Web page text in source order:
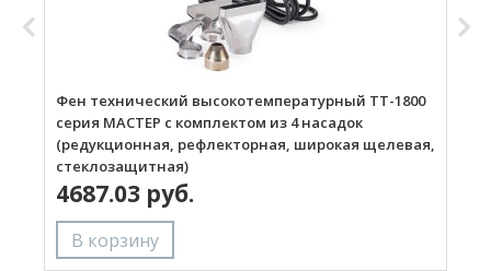
Фен технический высокотемпературный ТТ-1800
серия МАСТЕР с комплектом из 4 насадок
(редукционная, рефлекторная, широкая щелевая,
стеклозащитная)
4687.03 руб.